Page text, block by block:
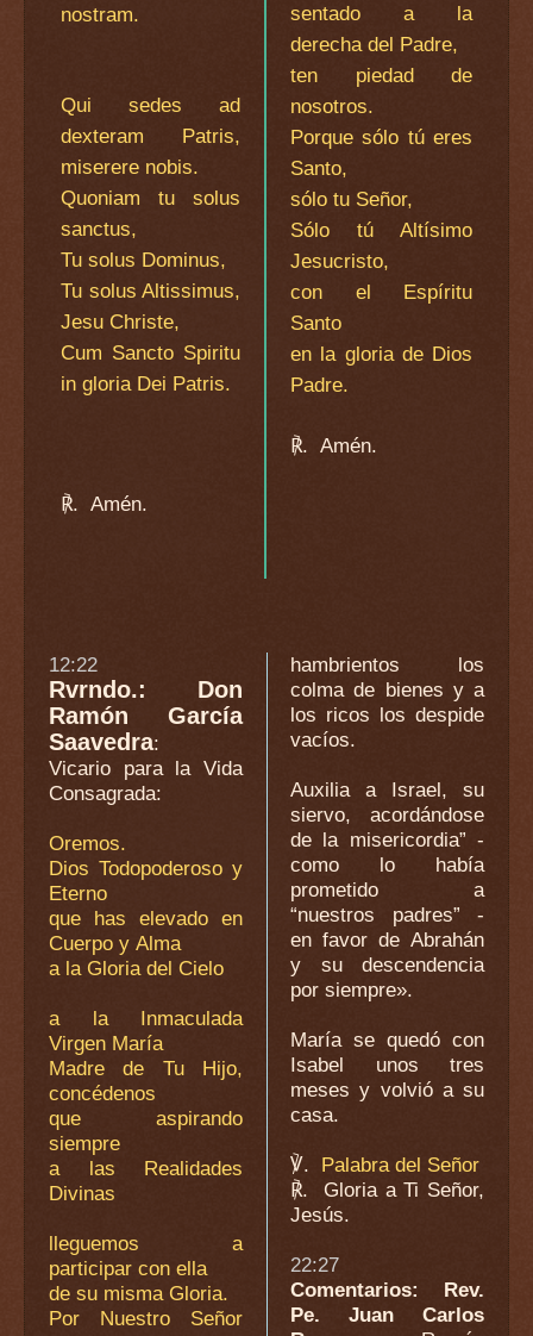
nostram.
Qui sedes ad
dexteram Patris,
miserere nobis.
Quoniam tu solus
sanctus,
Tu solus Dominus,
Tu solus Altissimus,
Jesu Christe,
Cum Sancto Spiritu
in gloria Dei Patris.
℟. Amén.
sentado a la
derecha del Padre,
ten piedad de
nosotros.
Porque sólo tú eres
Santo,
sólo tu Señor,
Sólo tú Altísimo
Jesucristo,
con el Espíritu
Santo
en la gloria de Dios
Padre.
℟. Amén.
12:22
Rvrndo.: Don
Ramón García
Saavedra:
Vicario para la Vida
Consagrada:
Oremos.
Dios Todopoderoso y
Eterno
que has elevado en
Cuerpo y Alma
a la Gloria del Cielo
a la Inmaculada
Virgen María
Madre de Tu Hijo,
concédenos
que aspirando
siempre
a las Realidades
Divinas
lleguemos a
participar con ella
de su misma Gloria.
Por Nuestro Señor
hambrientos los
colma de bienes y a
los ricos los despide
vacíos.
Auxilia a Israel, su
siervo, acordándose
de la misericordia” -
como lo había
prometido a
“nuestros padres” -
en favor de Abrahán
y su descendencia
por siempre».
María se quedó con
Isabel unos tres
meses y volvió a su
casa.
℣. Palabra del Señor
℟.
Gloria a Ti Señor,
Jesús.
22:27
Comentarios: Rev.
Pe. Juan Carlos